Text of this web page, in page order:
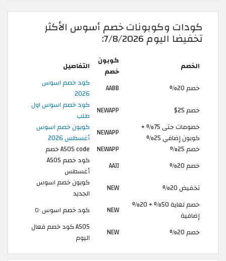
كودات وكوبونات خصم أسوس الأكثر
تخفيضا اليوم 7/8/2026:
الخصم
كوبون
خصم
التفاصيل
خصم 20%
AABB
كود خصم اسوس
2026
خصم 25$
NEWAPP
كود خصم اسوس اول
طلب
خصومات حتى 75% +
كوبون إضافي 25%
NEWAPP
كوبون خصم اسوس
أغسطس 2026
خصم 25%
NEWAPP
ASOS code خصم
خصم 20%
AAJJ
كود خصم ASOS
أغسطس
تخفيض 20%
NEW
كوبون خصم اسوس
الجديد
خصم لغاية 50% + 20%
إضافية
NEW
كود خصم اسوس ٥٠
خصم 20%
NEW
ASOS كود خصم فعال
اليوم